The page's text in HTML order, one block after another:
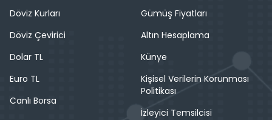
Döviz Kurları
Döviz Çevirici
Dolar TL
Euro TL
Canlı Borsa
Gümüş Fiyatları
Altın Hesaplama
Künye
Kişisel Verilerin Korunması
Politikası
İzleyici Temsilcisi